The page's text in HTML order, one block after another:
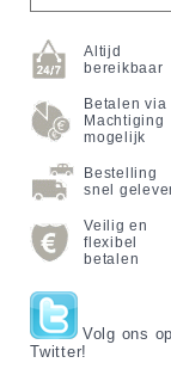
Altijd
bereikbaar
Betalen via
Machtiging
mogelijk
Bestelling
snel
Veilig en
flexibel
betalen
Volg ons op
Twitter!